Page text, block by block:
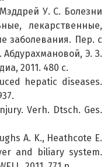
У. С. Болезни
лекарственные,
заболевания. Пер. с
Э. З.
2011. 480 с.
hepatic diseases.
Verh. Dtsch. Ges.
A. K., Heathcote E.
and biliary system.